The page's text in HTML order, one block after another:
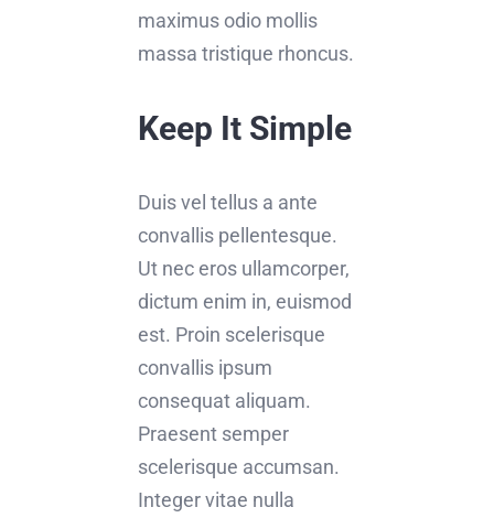
maximus odio mollis
massa tristique rhoncus.
Keep It Simple
Duis vel tellus a ante
convallis pellentesque.
Ut nec eros ullamcorper,
dictum enim in, euismod
est. Proin scelerisque
convallis ipsum
consequat aliquam.
Praesent semper
scelerisque accumsan.
Integer vitae nulla